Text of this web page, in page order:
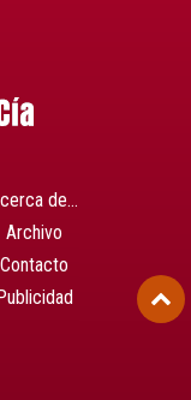
de…
Archivo
Contacto